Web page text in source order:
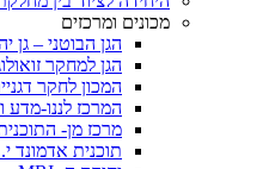
מכונים ומרכזים
הגן הבוטני – גן
הגן למחקר
המכון לחקר
המרכז לננו-מדע
מרכז מן-
תוכנית אדמונד